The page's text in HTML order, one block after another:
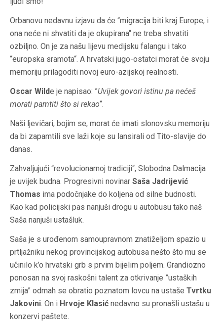
Orbanovu nedavnu izjavu da će “migracija biti kraj Europe, i
ona neće ni shvatiti da je okupirana“ ne treba shvatiti
ozbiljno. On je za našu lijevu medijsku falangu i tako
“europska sramota“. A hrvatski jugo-ostatci morat će svoju
memoriju prilagoditi novoj euro-azijskoj realnosti.
Oscar Wilde je napisao: ”Uvijek govori istinu pa nećeš
morati pamtiti što si rekao“.
Naši ljevičari, bojim se, morat će imati slonovsku memoriju
da bi zapamtili sve laži koje su lansirali od Tito-slavije do
danas.
Zahvaljujući “revolucionarnoj tradiciji“, Slobodna Dalmacija
je uvijek budna. Progresivni novinar Saša Jadrijević
Thomas ima podočnjake do koljena od silne budnosti.
Kao kad policijski pas nanjuši drogu u autobusu tako naš
Saša nanjuši ustašluk.
Saša je s urođenom samoupravnom znatiželjom spazio u
prtljažniku nekog provincijskog autobusa nešto što mu se
učinilo k’o hrvatski grb s prvim bijelim poljem. Grandiozno
ponosan na svoj raskošni talent za otkrivanje ”ustaških
zmija” odmah se obratio poznatom lovcu na ustaše Tvrtku
Jakovini. On i Hrvoje Klasić nedavno su pronašli ustašu u
konzervi paštete.